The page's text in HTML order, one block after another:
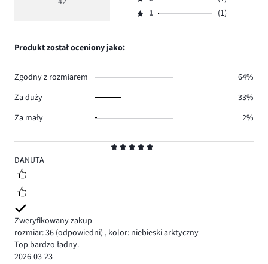
5
DANUTA
Zweryfikowany zakup
rozmiar: 36 (odpowiedni) , kolor: niebieski arktyczny
Top bardzo ładny.
2026-03-23
34.
głosów
ilość
Ocena
2,
Ocena
1,
1 (1)
Produkt został oceniony jako:
Zgodny z rozmiarem
64%
Za duży
33%
Za mały
2%